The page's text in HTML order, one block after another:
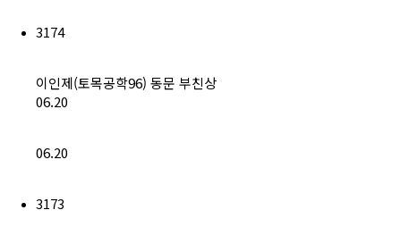
3174
이인제(토목공학96) 동문 부친상
06.20
06.20
3173